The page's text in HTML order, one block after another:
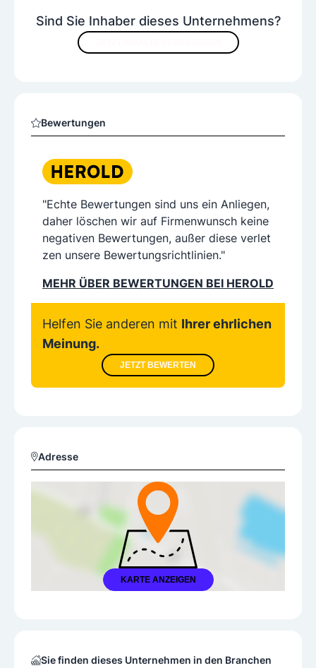
Sind Sie Inhaber dieses Unternehmens?
Bewertungen
"Echte Bewertungen sind uns ein Anliegen,
daher löschen wir auf Firmenwunsch keine
negativen Bewertungen, außer diese verlet
zen unsere Bewertungsrichtlinien."
MEHR ÜBER BEWERTUNGEN BEI HEROLD
Helfen Sie anderen mit Ihrer ehrlichen
Meinung.
JETZT BEWERTEN
Adresse
KARTE ANZEIGEN
Sie finden dieses Unternehmen in den Branchen